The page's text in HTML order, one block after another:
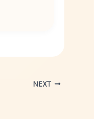
NEXT